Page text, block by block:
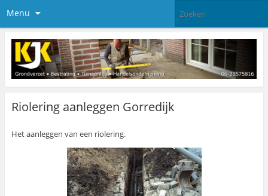
Menu
Riolering aanleggen Gorredijk
Het aanleggen van een riolering.